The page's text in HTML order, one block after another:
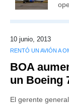
10 junio, 2013
RENTÓ UN AVIÓN A
BOA
un Boeing
El gerente